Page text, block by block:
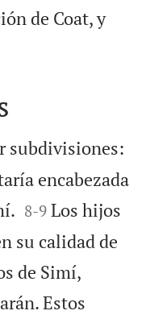
de Coat, y
subdivisiones:
encabezada


8-9 Los hijos
su calidad de
de Simí,
Estos